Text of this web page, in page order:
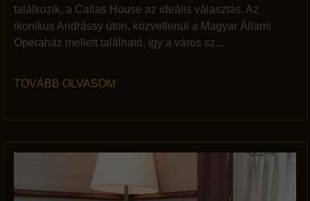
találkozik, a Callas House az ideális választás. Az
ikonikus Andrássy úton, közvetlenül a Magyar Állami
Operaház mellett található, így a város sz...
TOVÁBB OLVASOM